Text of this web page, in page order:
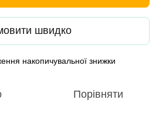
швидко
накопичувальної знижки
Порівняти